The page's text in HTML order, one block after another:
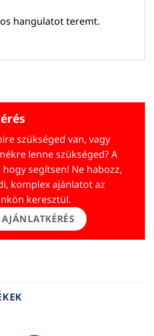
hangulatot teremt.
szükséged van, vagy
lenne szükséged? A
segítsen! Ne habozz,
komplex ajánlatot az
keresztül.